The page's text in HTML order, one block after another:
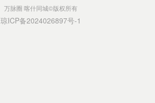
万脉圈 喀什同城©版权所有
琼ICP备2024026897号-1